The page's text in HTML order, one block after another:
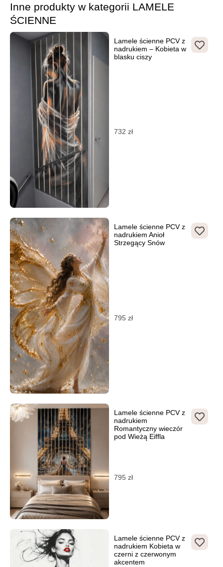
Inne produkty w kategorii LAMELE
ŚCIENNE
Lamele ścienne PCV z
nadrukiem – Kobieta w
blasku ciszy
732 zł
Lamele ścienne PCV z
nadrukiem Anioł
Strzegący Snów
795 zł
Lamele ścienne PCV z
nadrukiem
Romantyczny wieczór
pod Wieżą Eiffla
795 zł
Lamele ścienne PCV z
nadrukiem Kobieta w
czerni z czerwonym
akcentem